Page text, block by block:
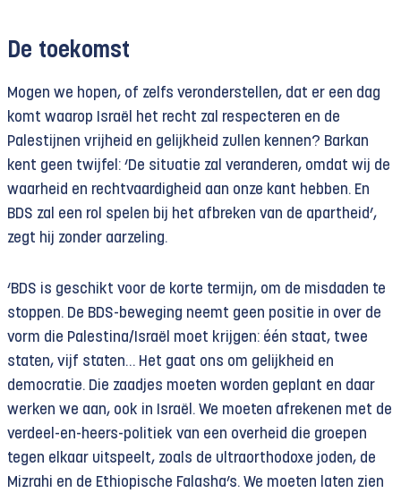
De toekomst
Mogen we hopen, of zelfs veronderstellen, dat er een dag
komt waarop Israël het recht zal respecteren en de
Palestijnen vrijheid en gelijkheid zullen kennen? Barkan
kent geen twijfel: ‘De situatie zal veranderen, omdat wij de
waarheid en rechtvaardigheid aan onze kant hebben. En
BDS zal een rol spelen bij het afbreken van de apartheid’,
zegt hij zonder aarzeling.
‘BDS is geschikt voor de korte termijn, om de misdaden te
stoppen. De BDS-beweging neemt geen positie in over de
vorm die Palestina/Israël moet krijgen: één staat, twee
staten, vijf staten… Het gaat ons om gelijkheid en
democratie. Die zaadjes moeten worden geplant en daar
werken we aan, ook in Israël. We moeten afrekenen met de
verdeel-en-heers-politiek van een overheid die groepen
tegen elkaar uitspeelt, zoals de ultraorthodoxe joden, de
Mizrahi en de Ethiopische Falasha’s. We moeten laten zien